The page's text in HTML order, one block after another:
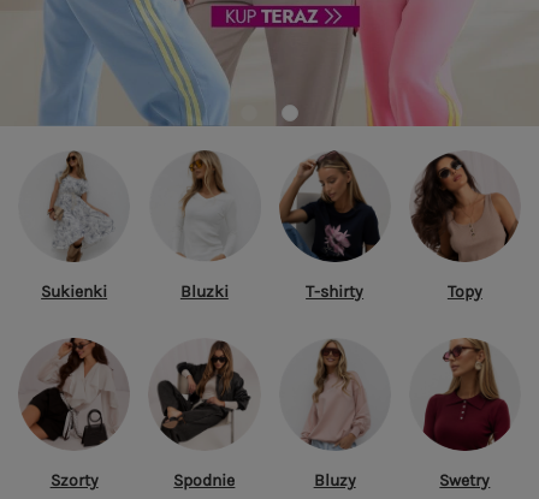
Sukienki Bluzki T-shirty Topy
Szorty Spodnie Bluzy Swetry